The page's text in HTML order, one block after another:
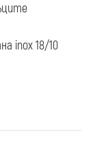
inox 18/10